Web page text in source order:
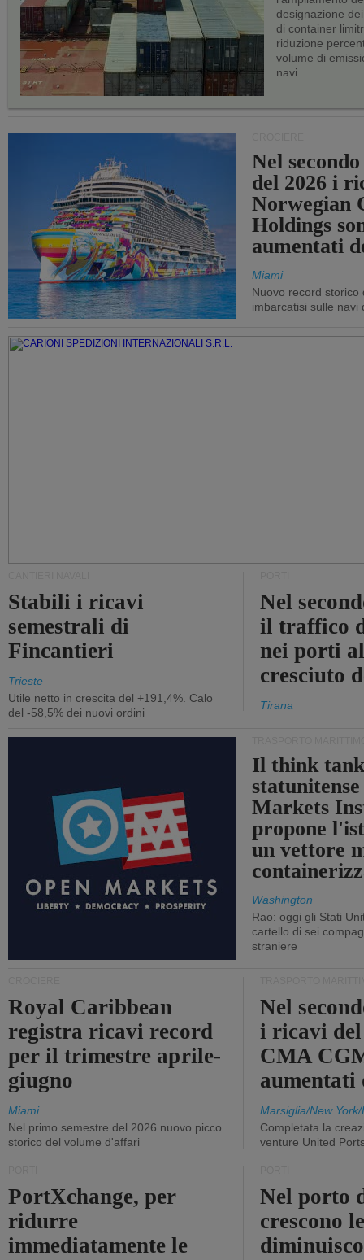
designazione
di container
riduzione
volume di
navi
Nel
del 2026 i
Norwegian
Holdings
aumentati
Miami
Nuovo record storico
imbarcatisi sulle navi
Stabili i ricavi
semestrali di
Fincantieri
Trieste
Utile netto in crescita del +191,4%. Calo
del -58,5% dei nuovi ordini
Nel
il traffico
nei porti
cresciuto
Tirana
Il think
Markets
propone
un vettore
Washington
Rao: oggi gli Stati
cartello di sei
straniere
Royal Caribbean
registra ricavi record
per il trimestre aprile-
giugno
Miami
Nel primo semestre del 2026 nuovo picco
storico del volume d'affari
Nel
i ricavi
CMA
aumentati
Marsiglia/New
Completata la
venture United
PortXchange, per
ridurre
immediatamente le
Nel porto
crescono